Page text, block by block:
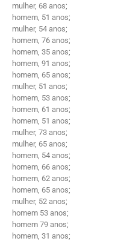
mulher, 68 anos;
homem, 51 anos;
mulher, 54 anos;
homem, 76 anos;
homem, 35 anos;
homem, 91 anos;
homem, 65 anos;
mulher, 51 anos;
homem, 53 anos;
homem, 61 anos;
homem, 51 anos;
mulher, 73 anos;
mulher, 65 anos;
homem, 54 anos;
homem, 66 anos;
homem, 62 anos;
homem, 65 anos;
mulher, 52 anos;
homem 53 anos;
homem 79 anos;
homem, 31 anos;